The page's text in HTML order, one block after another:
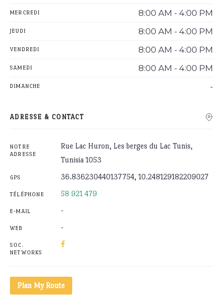
MERCREDI 8:00 AM - 4:00 PM
JEUDI 8:00 AM - 4:00 PM
VENDREDI 8:00 AM - 4:00 PM
SAMEDI 8:00 AM - 4:00 PM
DIMANCHE -
ADRESSE & CONTACT
NOTRE
ADRESSE
Rue Lac Huron, Les berges du Lac Tunis,
Tunisia 1053
GPS 36.836230440137754, 10.248129182209027
TÉLÉPHONE 58 921 479
E-MAIL -
WEB -
SOC.
NETWORKS
Plan My Route